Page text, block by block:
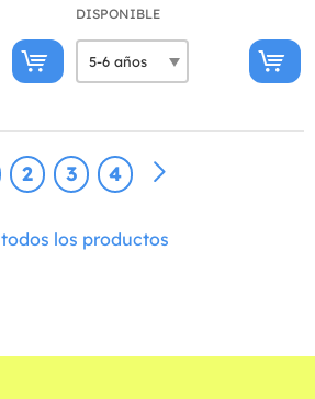
DISPONIBLE
2 3 4
los productos